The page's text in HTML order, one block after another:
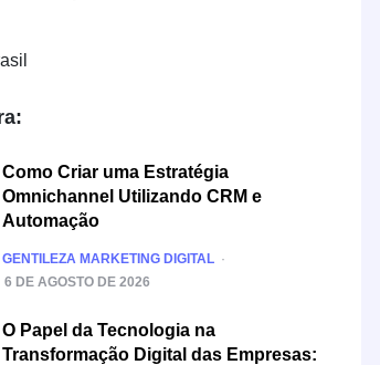
Como Criar uma Estratégia
Omnichannel Utilizando CRM e
Automação
POSTED
GENTILEZA MARKETING DIGITAL
6 DE AGOSTO DE 2026
O Papel da Tecnologia na
Transformação Digital das Empresas: